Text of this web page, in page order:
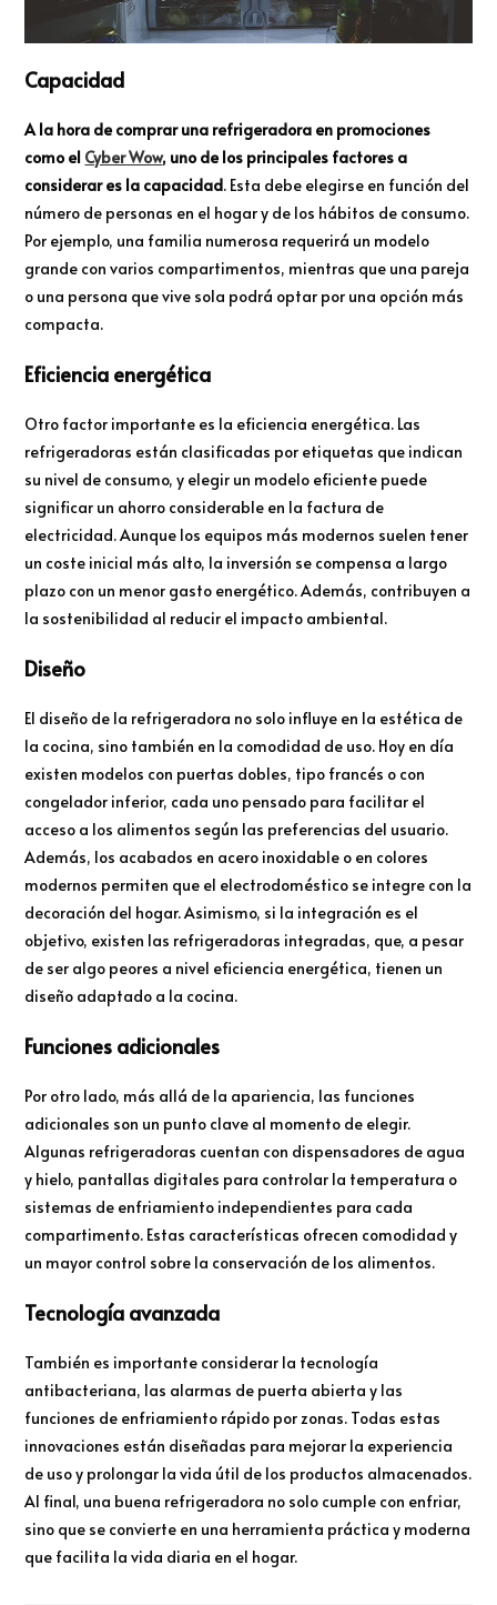
Capacidad
A la hora de comprar una refrigeradora en promociones
como el Cyber Wow, uno de los principales factores a
considerar es la capacidad. Esta debe elegirse en función del
número de personas en el hogar y de los hábitos de consumo.
Por ejemplo, una familia numerosa requerirá un modelo
grande con varios compartimentos, mientras que una pareja
o una persona que vive sola podrá optar por una opción más
compacta.
Eficiencia energética
Otro factor importante es la eficiencia energética. Las
refrigeradoras están clasificadas por etiquetas que indican
su nivel de consumo, y elegir un modelo eficiente puede
significar un ahorro considerable en la factura de
electricidad. Aunque los equipos más modernos suelen tener
un coste inicial más alto, la inversión se compensa a largo
plazo con un menor gasto energético. Además, contribuyen a
la sostenibilidad al reducir el impacto ambiental.
Diseño
El diseño de la refrigeradora no solo influye en la estética de
la cocina, sino también en la comodidad de uso. Hoy en día
existen modelos con puertas dobles, tipo francés o con
congelador inferior, cada uno pensado para facilitar el
acceso a los alimentos según las preferencias del usuario.
Además, los acabados en acero inoxidable o en colores
modernos permiten que el electrodoméstico se integre con la
decoración del hogar. Asimismo, si la integración es el
objetivo, existen las refrigeradoras integradas, que, a pesar
de ser algo peores a nivel eficiencia energética, tienen un
diseño adaptado a la cocina.
Funciones adicionales
Por otro lado, más allá de la apariencia, las funciones
adicionales son un punto clave al momento de elegir.
Algunas refrigeradoras cuentan con dispensadores de agua
y hielo, pantallas digitales para controlar la temperatura o
sistemas de enfriamiento independientes para cada
compartimento. Estas características ofrecen comodidad y
un mayor control sobre la conservación de los alimentos.
Tecnología avanzada
También es importante considerar la tecnología
antibacteriana, las alarmas de puerta abierta y las
funciones de enfriamiento rápido por zonas. Todas estas
innovaciones están diseñadas para mejorar la experiencia
de uso y prolongar la vida útil de los productos almacenados.
Al final, una buena refrigeradora no solo cumple con enfriar,
sino que se convierte en una herramienta práctica y moderna
que facilita la vida diaria en el hogar.